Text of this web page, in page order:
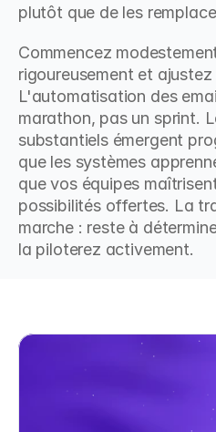
plutôt que de les
Commencez
rigoureusement et
L'automatisation des
marathon, pas un sprint.
substantiels émergent
que les systèmes
que vos équipes
possibilités offertes. La
marche : reste à
la piloterez activement.